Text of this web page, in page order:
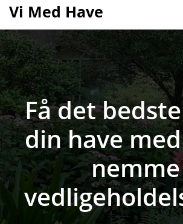
content
Vi Med Have
Få det
din have
nemme